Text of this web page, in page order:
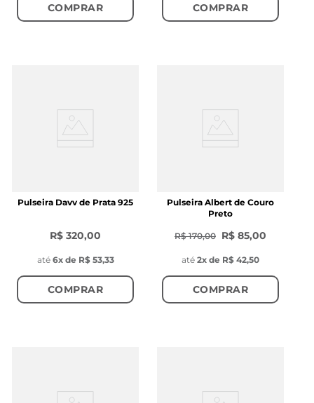
COMPRAR COMPRAR
Pulseira Davv de Prata 925
R$ 320,00
até 6x de R$ 53,33
COMPRAR
Pulseira Albert de Couro
Preto
R$ 170,00 R$ 85,00
até 2x de R$ 42,50
COMPRAR